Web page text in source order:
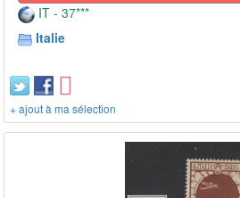
IT - 37***
Italie
+ ajout à ma sélection